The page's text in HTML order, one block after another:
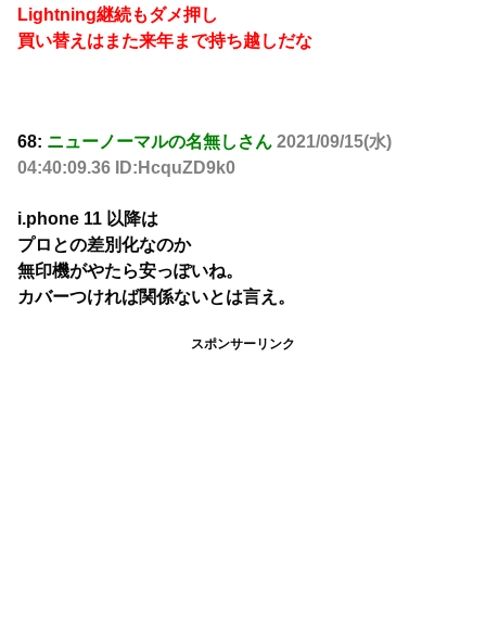
Lightning継続もダメ押し
買い替えはまた来年まで持ち越しだな
68: ニューノーマルの名無しさん 2021/09/15(水)
04:40:09.36 ID:HcquZD9k0
i.phone 11 以降は
プロとの差別化なのか
無印機がやたら安っぽいね。
カバーつければ関係ないとは言え。
スポンサーリンク